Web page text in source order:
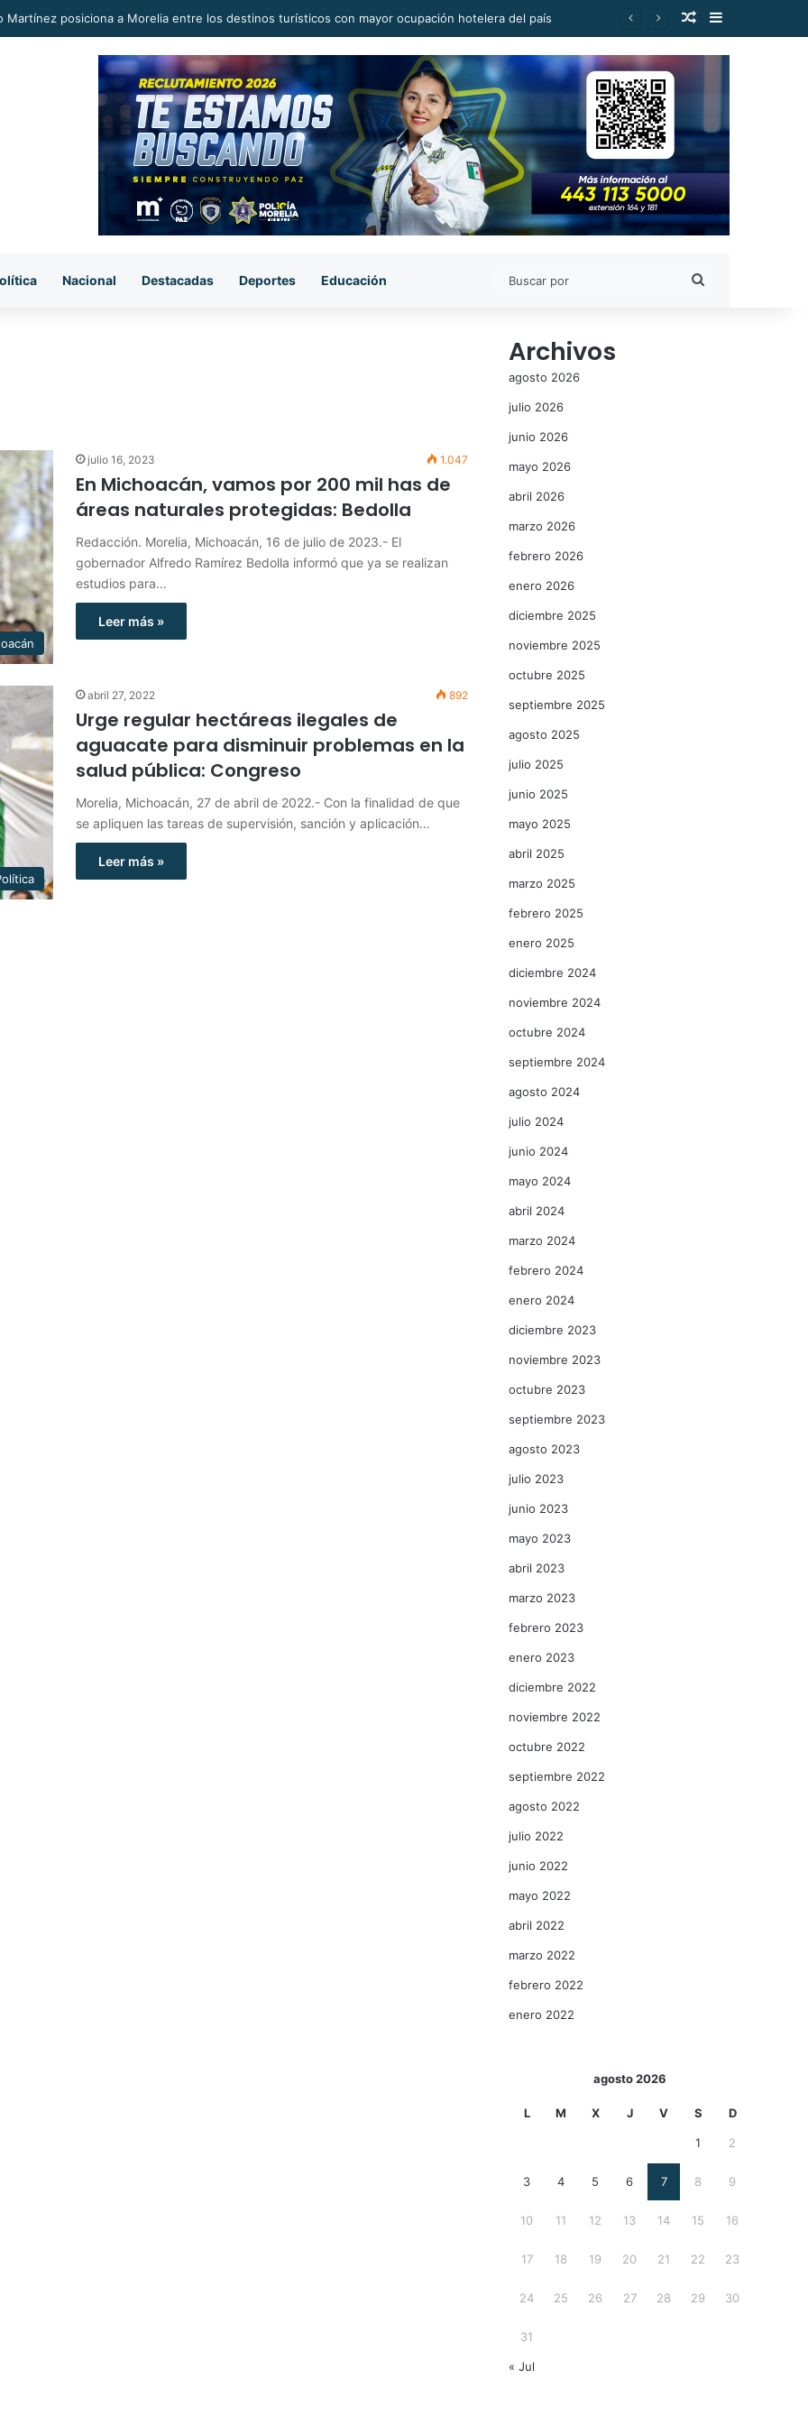
Martínez posiciona a Morelia entre los destinos turísticos con mayor ocupación hotelera del país Publicación al
Barra lateral
Nacional Destacadas Deportes Educación
julio 16, 2023 1.047
En Michoacán, vamos por 200 mil has de
áreas naturales protegidas: Bedolla
Redacción. Morelia, Michoacán, 16 de julio de 2023.- El
gobernador Alfredo Ramírez Bedolla informó que ya se realizan
estudios para…
Leer más »
abril 27, 2022 892
Urge regular hectáreas ilegales de
aguacate para disminuir problemas en la
salud pública: Congreso
Morelia, Michoacán, 27 de abril de 2022.- Con la finalidad de que
se apliquen las tareas de supervisión, sanción y aplicación…
Leer más »
Archivos
agosto 2026
julio 2026
junio 2026
mayo 2026
abril 2026
marzo 2026
febrero 2026
enero 2026
diciembre 2025
noviembre 2025
octubre 2025
septiembre 2025
agosto 2025
julio 2025
junio 2025
mayo 2025
abril 2025
marzo 2025
febrero 2025
enero 2025
diciembre 2024
noviembre 2024
octubre 2024
septiembre 2024
agosto 2024
julio 2024
junio 2024
mayo 2024
abril 2024
marzo 2024
febrero 2024
enero 2024
diciembre 2023
noviembre 2023
octubre 2023
septiembre 2023
agosto 2023
julio 2023
junio 2023
mayo 2023
abril 2023
marzo 2023
febrero 2023
enero 2023
diciembre 2022
noviembre 2022
octubre 2022
septiembre 2022
agosto 2022
julio 2022
junio 2022
mayo 2022
abril 2022
marzo 2022
febrero 2022
enero 2022
agosto 2026
L M X J V S D
1 2
3 4 5 6 7 8 9
10 11 12 13 14 15 16
17 18 19 20 21 22 23
24 25 26 27 28 29 30
31
« Jul